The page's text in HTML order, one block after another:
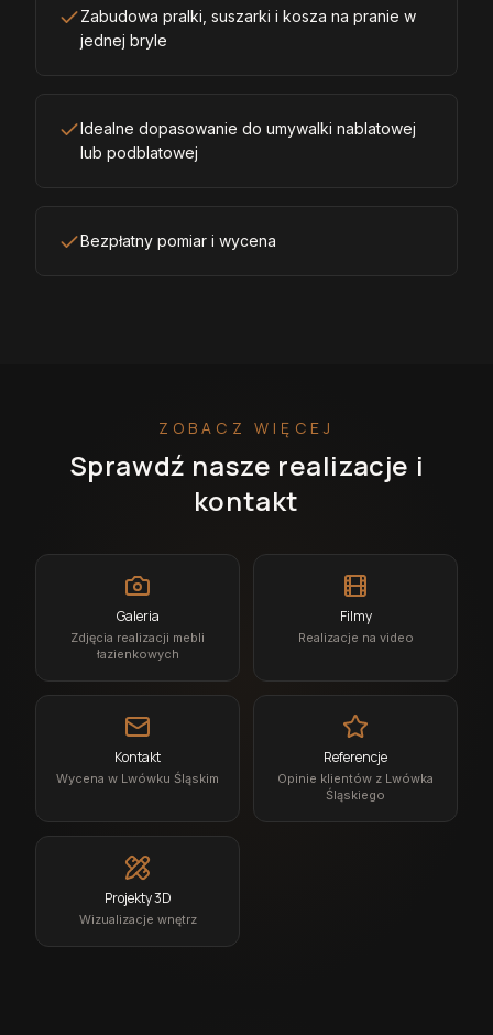
Zabudowa pralki, suszarki i kosza na pranie w
jednej bryle
Idealne dopasowanie do umywalki nablatowej
lub podblatowej
Bezpłatny pomiar i wycena
ZOBACZ WIĘCEJ
Sprawdź nasze realizacje i
kontakt
Galeria
Zdjęcia realizacji mebli
łazienkowych
Filmy
Realizacje na video
Kontakt
Wycena w Lwówku Śląskim
Referencje
Opinie klientów z Lwówka
Śląskiego
Projekty 3D
Wizualizacje wnętrz